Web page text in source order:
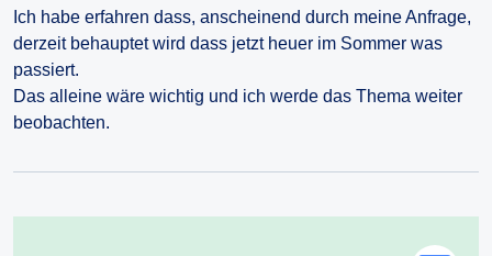
2) Am 5. Oktober 2023 wurde im Gemeinderat eine
Grundsatzvereinbarung Glasfaserinfrastruktur mit A1
beschlossen. Im Vertrag ist eine Bindung an A1 für 5 Jahre
vorgesehen und im Falle des Ablaufs der
5 Jahre eine automatische Verlängerung um weitere 5
Ich habe erfahren dass, anscheinend durch meine Anfrage,
derzeit behauptet wird dass jetzt heuer im Sommer was
passiert.
Das alleine wäre wichtig und ich werde das Thema weiter
beobachten.